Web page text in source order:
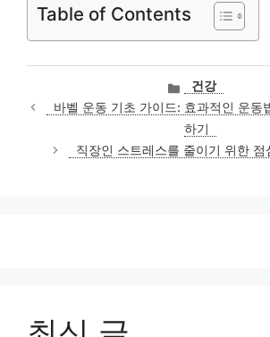
Table of Contents
카
테
고
리
건강
바벨 운동 기초 가이드: 효과적인 운동
하기
직장인 스트레스를 줄이기 위한 점